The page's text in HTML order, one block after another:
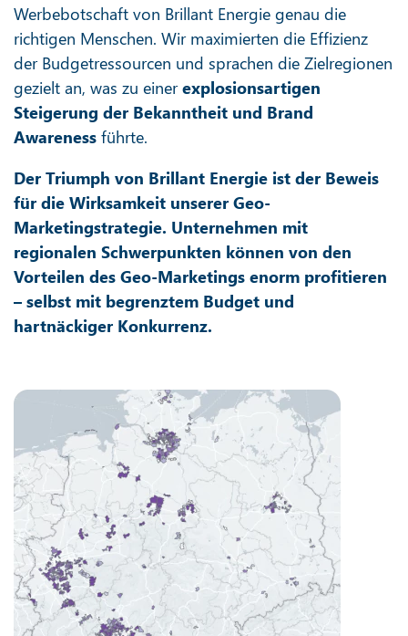
Werbebotschaft von Brillant Energie genau die
richtigen Menschen. Wir maximierten die Effizienz
der Budgetressourcen und sprachen die Zielregionen
gezielt an, was zu einerexplosionsartigen
Steigerung der Bekanntheit und Brand
Awareness führte.
Der Triumph von Brillant Energie ist der Beweis
für die Wirksamkeit unserer Geo-
Marketingstrategie. Unternehmen mit
regionalen Schwerpunkten können von den
Vorteilen des Geo-Marketings enorm profitieren
– selbst mit begrenztem Budget und
hartnäckiger Konkurrenz.